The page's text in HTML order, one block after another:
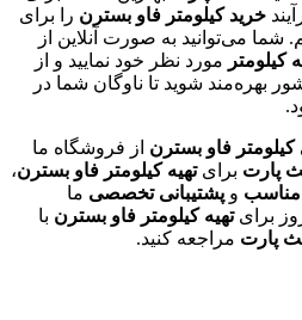
خرید کیلومتر فاو بسترن را برای
می‌توانید به صورت آنلاین از
کیلومتر مورد نظر خود نمایید و از
بهره‌مند شوید تا ناوگان شما در
فاو بسترن از فروشگاه ما
پارت برایتهیه کیلومتر فاو بسترن،
و پشتیبانی تخصصی ما
برایتهیه کیلومتر فاو بسترن با
پارت مراجعه کنید.